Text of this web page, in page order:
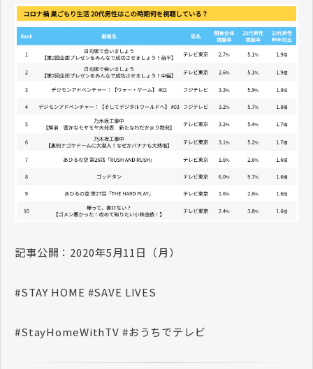
記事公開：2020年5月11日（月）
#STAY HOME #SAVE LIVES
#StayHomeWithTV #おうちでテレビ